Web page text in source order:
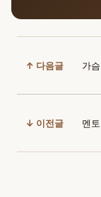
↑ 다음글
↓ 이전글